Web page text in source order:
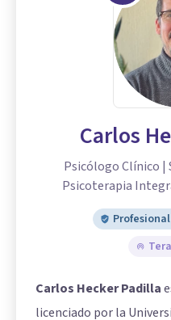
Carlos
Psicólogo Clínico |
Psicoterapia
Carlos Hecker Padilla
licenciado por la